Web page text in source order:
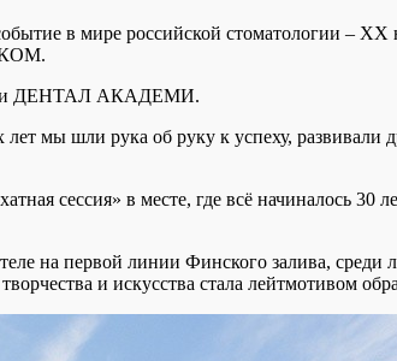
событие в мире российской стоматологии
и ДЕНТАЛ АКАДЕМИ.
мы шли рука об руку к успеху, развивали
сессия» в месте, где всё начиналось 30
на первой линии Финского залива, среди
и искусства стала лейтмотивом